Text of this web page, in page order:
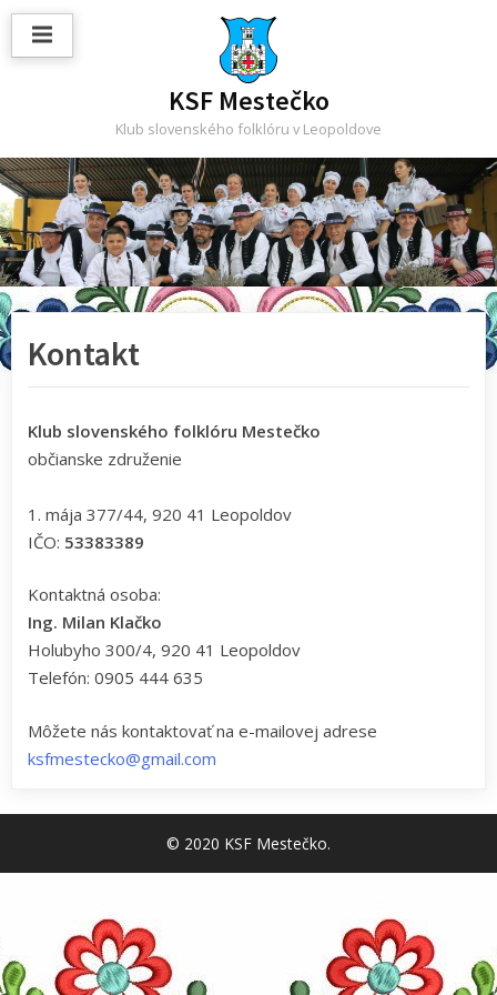
Skip
KSF Mestečko
Klub slovenského folklóru v Leopoldove
Kontakt
Klub slovenského folklóru Mestečko
občianske združenie
1. mája 377/44, 920 41 Leopoldov
IČO: 53383389
Kontaktná osoba:
Ing. Milan Klačko
Holubyho 300/4, 920 41 Leopoldov
Telefón: 0905 444 635
Môžete nás kontaktovať na e-mailovej adrese
ksfmestecko@gmail.com
© 2020 KSF Mestečko.